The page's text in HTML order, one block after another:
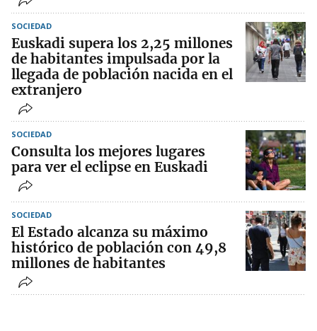
SOCIEDAD
Euskadi supera los 2,25 millones
de habitantes impulsada por la
llegada de población nacida en el
extranjero
SOCIEDAD
Consulta los mejores lugares
para ver el eclipse en Euskadi
SOCIEDAD
El Estado alcanza su máximo
histórico de población con 49,8
millones de habitantes